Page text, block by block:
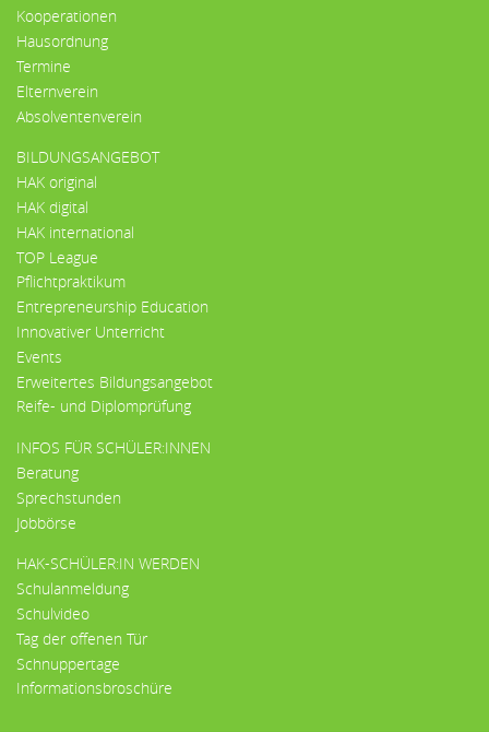
Kooperationen
Hausordnung
Termine
Elternverein
Absolventenverein
BILDUNGSANGEBOT
HAK original
HAK digital
HAK international
TOP League
Pflichtpraktikum
Entrepreneurship Education
Innovativer Unterricht
Events
Erweitertes Bildungsangebot
Reife- und Diplomprüfung
INFOS FÜR SCHÜLER:INNEN
Beratung
Sprechstunden
Jobbörse
HAK-SCHÜLER:IN WERDEN
Schulanmeldung
Schulvideo
Tag der offenen Tür
Schnuppertage
Informationsbroschüre